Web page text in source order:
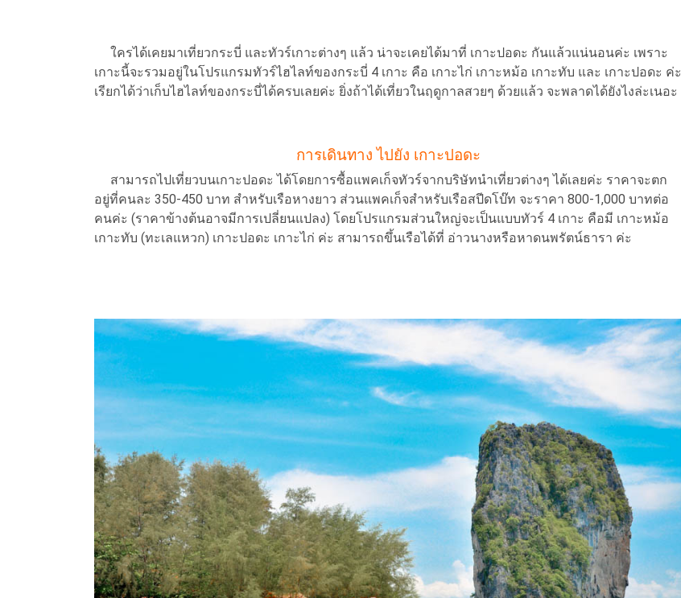
ใครได้เคยมาเที่ยวกระบี่ และทัวร์เกาะต่างๆ แล้ว น่าจะเคยได้มาที่ เกาะปอดะ กันแล้วแน่นอนค่ะ เพราะ
เกาะนี้จะรวมอยู่ในโปรแกรมทัวร์ไฮไลท์ของกระบี่ 4 เกาะ คือ เกาะไก่ เกาะหม้อ เกาะทับ และ เกาะปอดะ ค่ะ
เรียกได้ว่าเก็บไฮไลท์ของกระบี่ได้ครบเลยค่ะ ยิ่งถ้าได้เที่ยวในฤดูกาลสวยๆ ด้วยแล้ว จะพลาดได้ยังไงล่ะเนอะ
การเดินทาง ไปยัง เกาะปอดะ
สามารถไปเที่ยวบนเกาะปอดะ ได้โดยการซื้อแพคเก็จทัวร์จากบริษัทนำเที่ยวต่างๆ ได้เลยค่ะ ราคาจะตก
อยู่ที่คนละ 350-450 บาท สำหรับเรือหางยาว ส่วนแพคเก็จสำหรับเรือสปีดโบ๊ท จะราคา 800-1,000 บาทต่อ
คนค่ะ (ราคาข้างต้นอาจมีการเปลี่ยนแปลง) โดยโปรแกรมส่วนใหญ่จะเป็นแบบทัวร์ 4 เกาะ คือมี เกาะหม้อ
เกาะทับ (ทะเลแหวก) เกาะปอดะ เกาะไก่ ค่ะ สามารถขึ้นเรือได้ที่ อ่าวนางหรือหาดนพรัตน์ธารา ค่ะ